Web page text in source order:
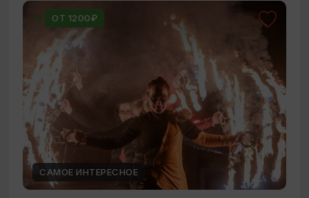
ОТ 1200₽
САМОЕ ИНТЕРЕСНОЕ